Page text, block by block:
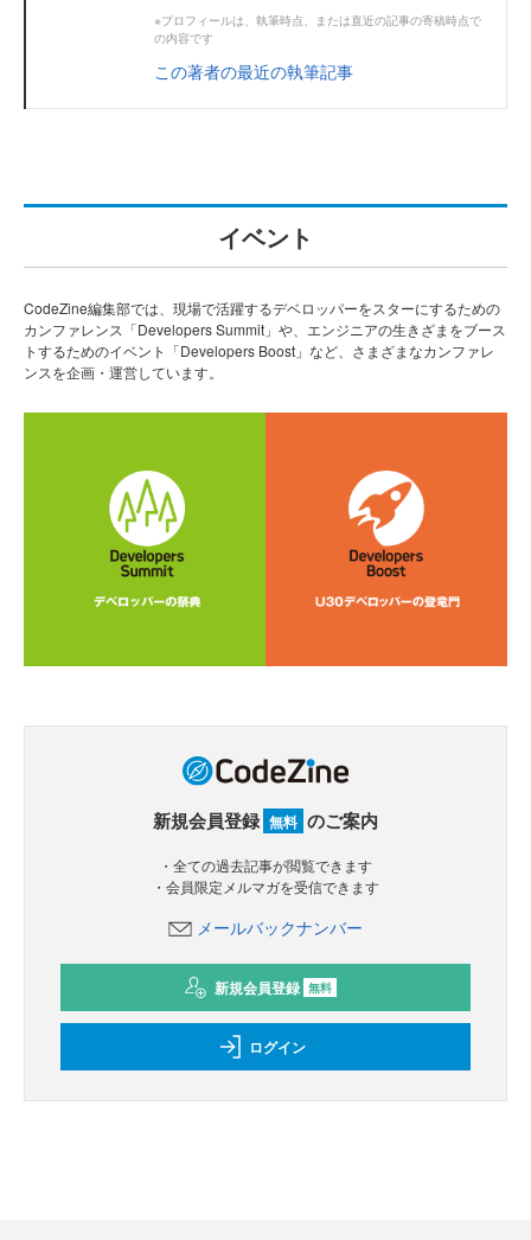
※プロフィールは、執筆時点、または直近の記事の寄稿時点で
の内容です
この著者の最近の執筆記事
イベント
CodeZine編集部では、現場で活躍するデベロッパーをスターにするための
カンファレンス「Developers Summit」や、エンジニアの生きざまをブース
トするためのイベント「Developers Boost」など、さまざまなカンファレ
ンスを企画・運営しています。
新規会員登録 無料 のご案内
・全ての過去記事が閲覧できます
・会員限定メルマガを受信できます
メールバックナンバー
新規会員登録 無料
ログイン